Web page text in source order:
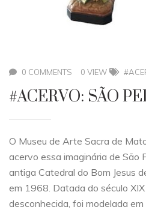
0 COMMENTS 0 VIEW
#ACERVO: SÃO
O Museu de Arte Sacra de
acervo essa imaginária de São
antiga Catedral do Bom Jesus
em 1968. Datada do século
desconhecida, foi modelada